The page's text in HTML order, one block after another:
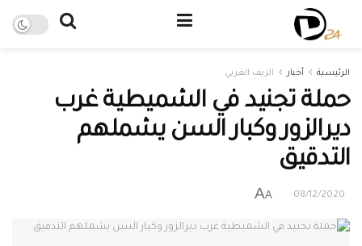
الرئيسية أخبار الريف الغربي
حملة تجنيد في الشميطية غرب
ديرالزور وكبار السن يشملهم
التدقيق
08/12/2020
A
A